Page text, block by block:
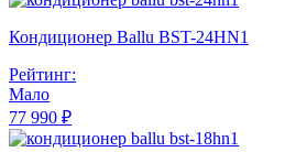
Кондиционер Ballu BST-24HN1
Рейтинг:
Мало
77 990 ₽